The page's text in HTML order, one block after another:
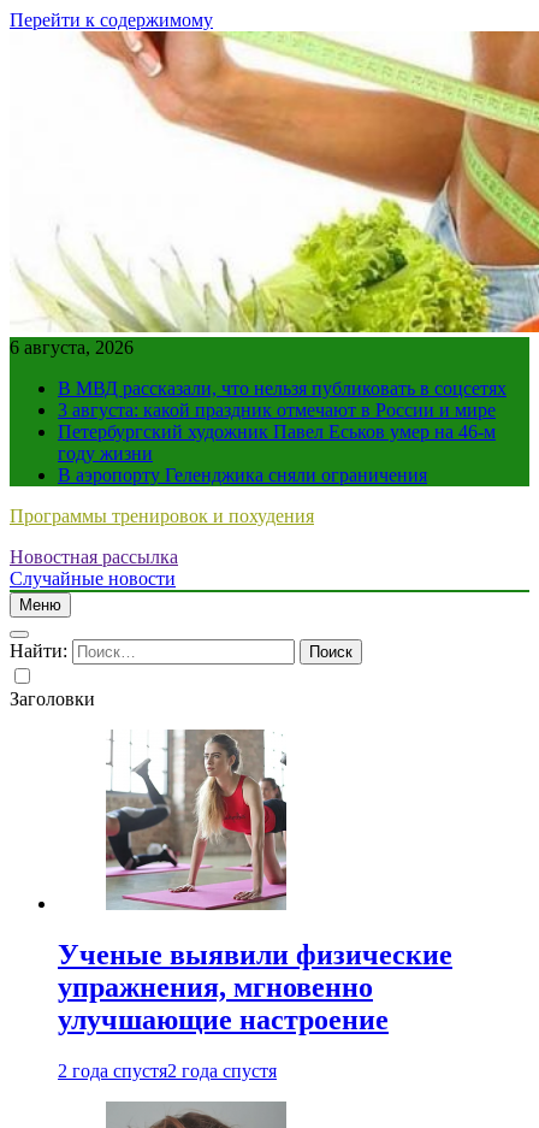
Перейти к содержимому
6 августа, 2026
В МВД рассказали, что нельзя публиковать в соцсетях
3 августа: какой праздник отмечают в России и мире
Петербургский художник Павел Еськов умер на 46-м
году жизни
В аэропорту Геленджика сняли ограничения
Программы тренировок и похудения
Новостная рассылка
Случайные новости
Меню
Найти:
Заголовки
Ученые выявили физические
упражнения, мгновенно
улучшающие настроение
2 года спустя2 года спустя